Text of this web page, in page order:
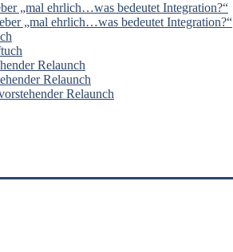
„mal ehrlich…was bedeutet Integration?“
„mal ehrlich…was bedeutet Integration?“
Relaunch
Relaunch
Relaunch